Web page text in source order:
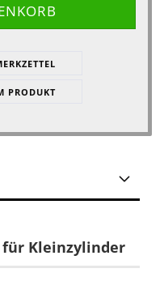
PRODUKT
für Kleinzylinder